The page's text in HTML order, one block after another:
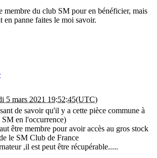
membre du club SM pour en bénéficier, mais
en panne faites le moi savoir.
5 mars 2021 19:52:45(UTC)
de savoir qu'il y a cette pièce commune à
en l'occurrence)
être membre pour avoir accès au gros stock
le SM Club de France
,il est peut être récupérable.....